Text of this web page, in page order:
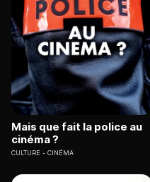
Mais que fait la police au
cinéma ?
CULTURE CINÉMA